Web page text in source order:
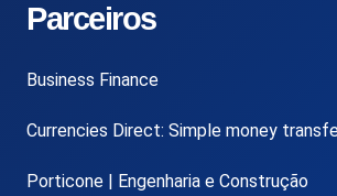
Parceiros
Business Finance
Currencies Direct: Simple money
Porticone | Engenharia e Construção